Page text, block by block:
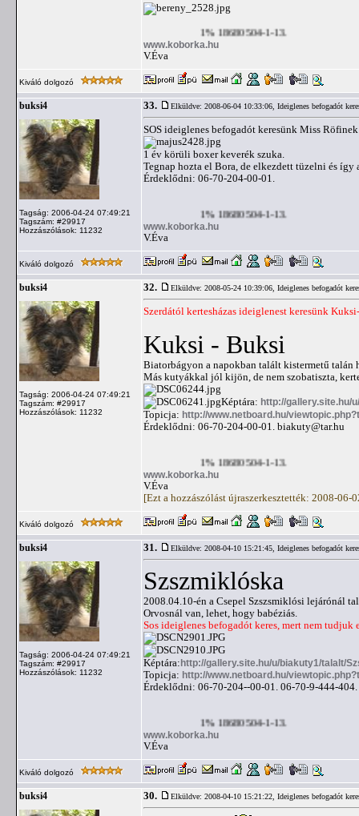
1% 18680504-1-13.
www.koborka.hu
V.Éva
Kiváló dolgozó
buksi4
Tagság: 2006-04-24 07:49:21
Tagszám: #29917
Hozzászólások: 11232
33. Elküldve: 2008-06-04 10:33:06, Ideiglenes befogadót
SOS ideiglenes befogadót keresünk Miss
1 év körüli boxer keverék szuka.
Tegnap hozta el Bora, de elkezdett tüzelni és így
Érdeklődni: 06-70-204-00-01.
1% 18680504-1-13.
www.koborka.hu
V.Éva
Kiváló dolgozó
buksi4
Tagság: 2006-04-24 07:49:21
Tagszám: #29917
Hozzászólások: 11232
32. Elküldve: 2008-05-24 10:39:06, Ideiglenes befogadót
Szerdától kertesházas ideiglenest keresünk
Kuksi - Buksi
Biatorbágyon a napokban talált kistermetű talán
Más kutyákkal jól kijön, de nem szobatiszta,
Képtára: http://gallery.site.hu/
Topicja: http://www.netboard.hu/
Érdeklődni: 06-70-204-00-01. biakuty@tar.hu
1% 18680504-1-13.
www.koborka.hu
V.Éva
[Ezt a hozzászólást újraszerkesztették: 2008-06-
Kiváló dolgozó
buksi4
Tagság: 2006-04-24 07:49:21
Tagszám: #29917
Hozzászólások: 11232
31. Elküldve: 2008-04-10 15:21:45, Ideiglenes befogadót
Szszmiklóska
2008.04.10-én a Csepel Szszsmiklósi lejárónál
Orvosnál van, lehet, hogy babéziás.
Sos ideiglenes befogadót keres, mert nem tudjuk
Képtára:http://gallery.site.hu/u/biakuty1/talalt/
Topicja: http://www.netboard.hu/
Érdeklődni: 06-70-204--00-01. 06-70-9-444-404.
1% 18680504-1-13.
www.koborka.hu
V.Éva
Kiváló dolgozó
buksi4 30. Elküldve: 2008-04-10 15:21:22, Ideiglenes befogadót